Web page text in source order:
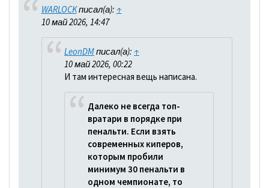
WARLOCKписал(а): ↑
10 май 2026, 14:47
LeonDMписал(а): ↑
10 май 2026, 00:22
И там интересная вещь написана.
Далеко не всегда топ-
вратари в порядке при
пенальти. Если взять
современных киперов,
которым пробили
минимум 30 пенальти в
одном чемпионате, то